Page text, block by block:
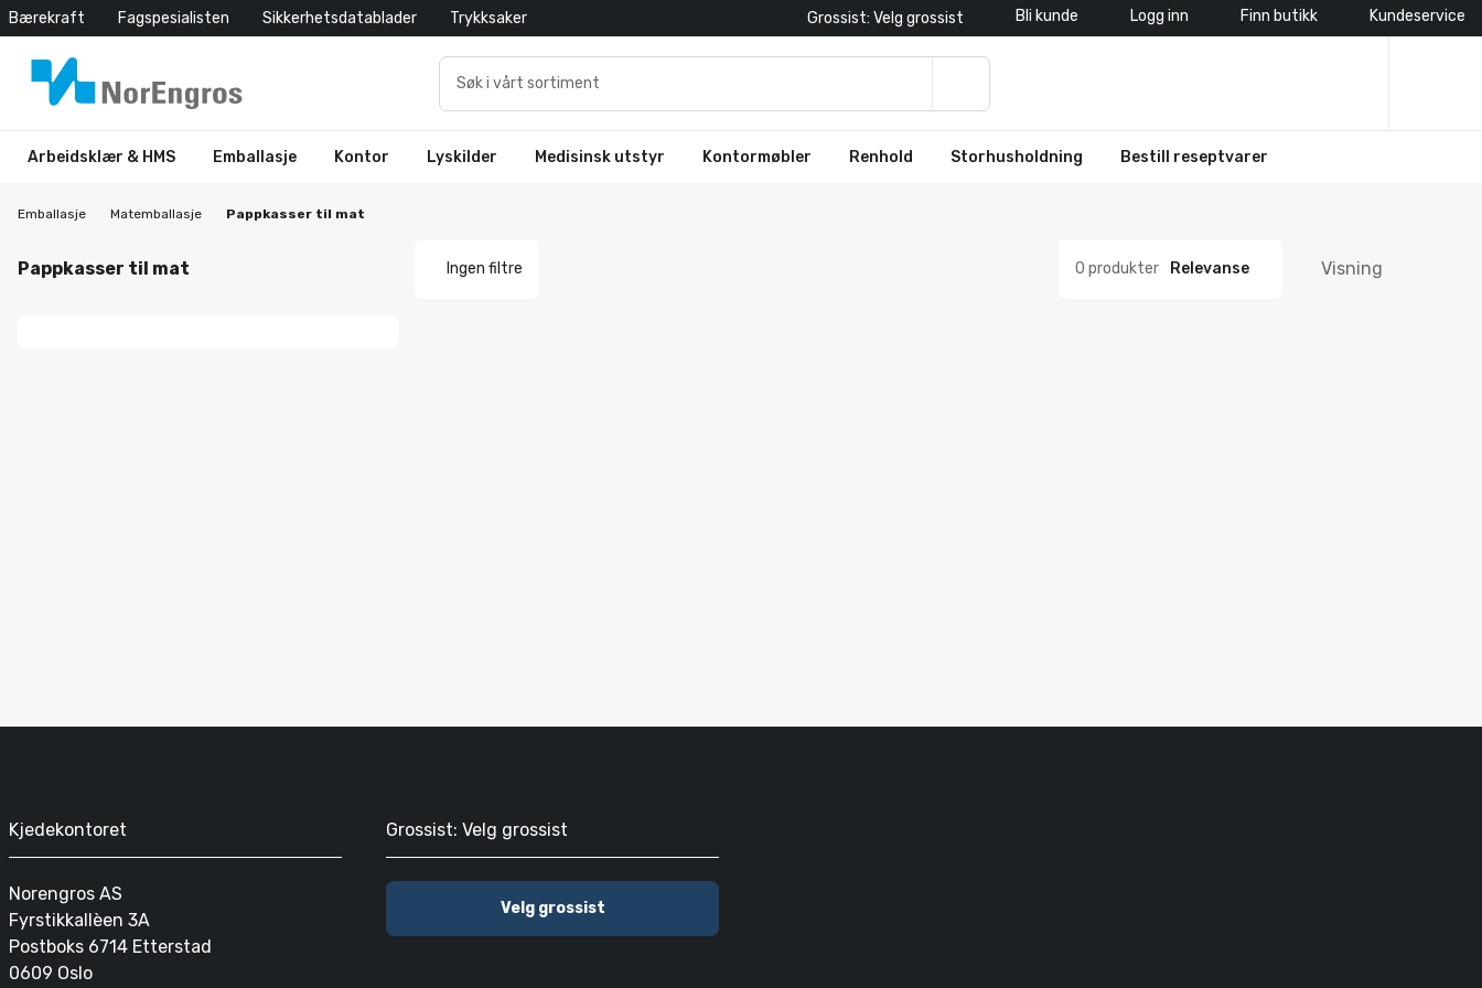
Bærekraft Fagspesialisten Sikkerhetsdatablader Trykksaker Grossist: Velg grossist Bli kunde Logg inn Finn butikk Kundeservice
Arbeidsklær & HMS Emballasje Kontor Lyskilder Medisinsk utstyr Kontormøbler Renhold Storhusholdning Bestill reseptvarer
Emballasje Matemballasje Pappkasser til mat
Pappkasser til mat Ingen filtre 0 produkter Relevanse Visning
Kjedekontoret
Norengros AS
Fyrstikkallèen 3A
Postboks 6714 Etterstad
0609 Oslo
Grossist: Velg grossist
Velg grossist